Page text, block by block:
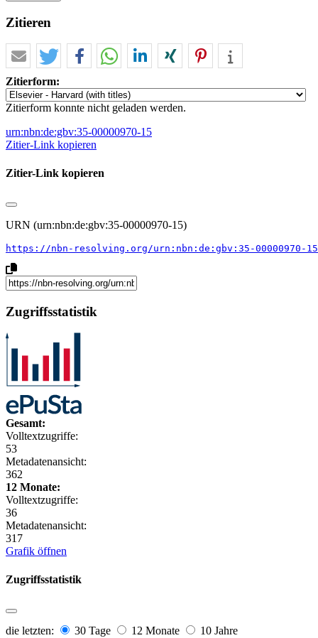
Zitieren
Zitierform:
Zitierform konnte nicht geladen werden.
urn:nbn:de:gbv:35-00000970-15
Zitier-Link kopieren
Zitier-Link kopieren
URN (urn:nbn:de:gbv:35-00000970-15)
https://nbn-resolving.org/urn:nbn:de:gbv:35-00000970-15
Zugriffsstatistik
Gesamt:
Volltextzugriffe:
53
Metadatenansicht:
362
12 Monate:
Volltextzugriffe:
36
Metadatenansicht:
317
Grafik öffnen
Zugriffsstatistik
die letzten: 30 Tage 12 Monate 10 Jahre